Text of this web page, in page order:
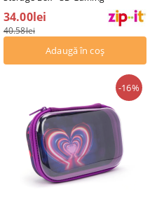
34.00lei
40.58lei
-16%